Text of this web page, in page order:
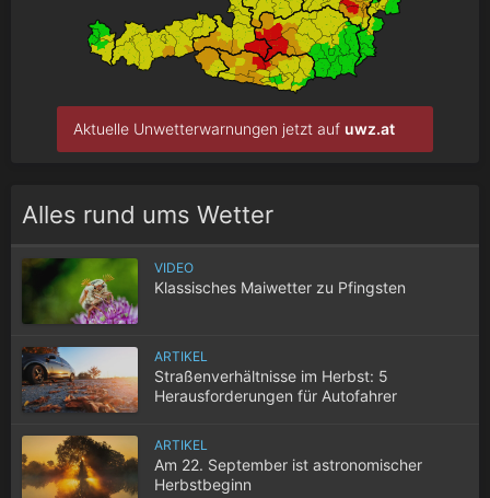
Aktuelle Unwetterwarnungen jetzt auf uwz.at
Alles rund ums Wetter
VIDEO
Klassisches Maiwetter zu Pfingsten
ARTIKEL
Straßenverhältnisse im Herbst: 5
Herausforderungen für Autofahrer
ARTIKEL
Am 22. September ist astronomischer
Herbstbeginn